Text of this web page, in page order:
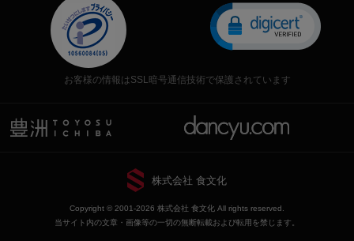
お客様の情報はSSL暗号通信技術で保護されています
株式会社 食文化
Copyright © 2001-2026 株式会社 食文化 All rights reserved.
当サイト内の文章・画像等の一切の無断転載および転用を禁じます。